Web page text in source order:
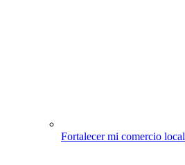
Fortalecer mi comercio local